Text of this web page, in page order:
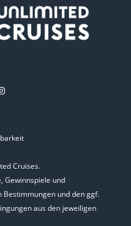
Cruises.
Gewinnspiele und
Bestimmungen und den ggf.
aus den jeweiligen